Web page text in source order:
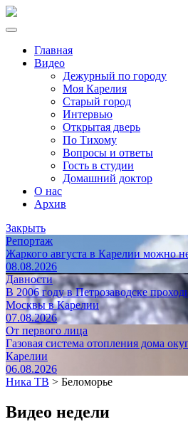
Главная
Видео
Дежурный по городу
Моя Карелия
Старый город
Интервью
Открытая дверь
По Тихому
Вопросы и ответы
Гость в студии
Домашний доктор
О нас
Архив
Закрыть
Репортаж
Жаркого августа в Карелии можно
08.08.2026
Давности
В 2006 году в Петрозаводске
Москвы в Карелии
07.08.2026
От первого лица
Газовая система отопления дома
Карелии
06.08.2026
Ника ТВ > Беломорье
Видео недели